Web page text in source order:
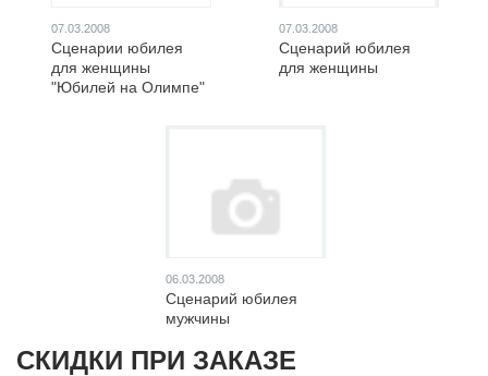
07.03.2008
Сценарии юбилея
для женщины
"Юбилей на Олимпе"
07.03.2008
Сценарий юбилея
для женщины
06.03.2008
Сценарий юбилея
мужчины
СКИДКИ ПРИ ЗАКАЗЕ